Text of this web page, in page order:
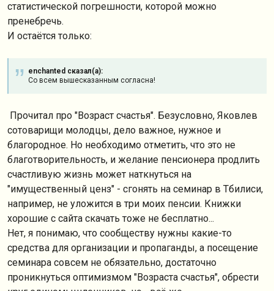
статистической погрешности, которой можно
пренебречь.
И остаётся только:
enchanted сказал(а):
Cо всем вышесказанным согласна!
Прочитал про "Возраст счастья". Безусловно, Яковлев
сотоварищи молодцы, дело важное, нужное и
благородное. Но необходимо отметить, что это не
благотворительность, и желание пенсионера продлить
счастливую жизнь может наткнуться на
"имущественный ценз" - сгонять на семинар в Тбилиси,
например, не уложится в три моих пенсии. Книжки
хорошие с сайта скачать тоже не бесплатно...
Нет, я понимаю, что сообществу нужны какие-то
средства для организации и пропаганды, а посещение
семинара совсем не обязательно, достаточно
проникнуться оптимизмом "Возраста счастья", обрести